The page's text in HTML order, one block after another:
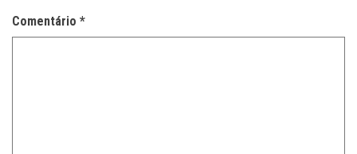
Comentário *